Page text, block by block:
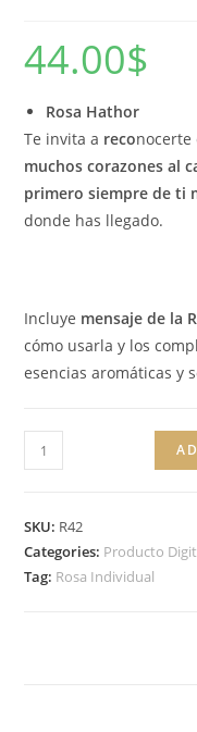
44.00$
Rosa Hathor
Te invita a reco
muchos corazones al
primero siempre de ti
donde has llegado.
Incluye mensaje de la
cómo usarla y los
esencias aromáticas y
SKU: R42
Categories: Producto
Tag: Rosa Individual